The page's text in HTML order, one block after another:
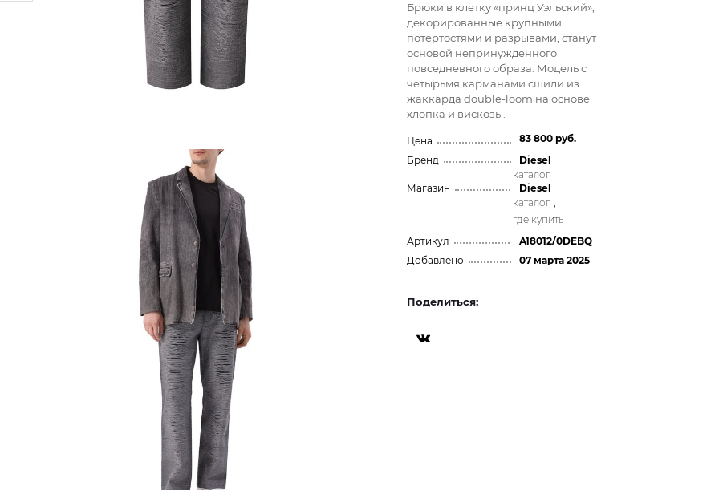
Брюки в клетку «принц Уэльский»,
декорированные крупными
потертостями и разрывами, станут
основой непринужденного
повседневного образа. Модель с
четырьмя карманами сшили из
жаккарда double-loom на основе
хлопка и вискозы.
Цена
83 800 руб.
Бренд
Diesel
каталог
Магазин
Diesel
каталог ,
где купить
Артикул
A18012/0DEBQ
Добавлено
07 марта 2025
Поделиться: